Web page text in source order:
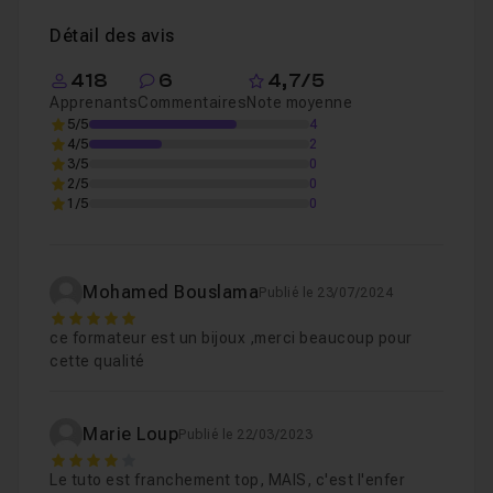
Leçon 5 Définition d'un objet polygonal : point, arête et
Leçon 7 Le gestionnaire de structure
Leçon 8 Le gestionnaire de structure, seconde partie
Leçon 9
Le tag de Normales, Manipuler les normales
Leçon 13 Les sélections, 1ère partie
Leçon 15 Étendre la sélection (R21)
Leçon 16
Détail des avis
418
Apprenants
6
Commentaires
4,7/5
Note moyenne
5/5
4
4/5
2
3/5
0
2/5
0
1/5
0
Mohamed Bouslama Publié le 23/07/2024
5
ce formateur est un bijoux ,merci beaucoup pour
cette qualité
Marie LoupPublié le 22/03/2023
4
Le tuto est franchement top, MAIS, c'est l'enfer